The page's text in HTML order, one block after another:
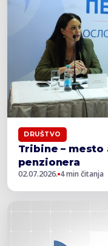
DRUŠTVO
Tribine –
penzionera
02.07.2026. 4 min čitanja